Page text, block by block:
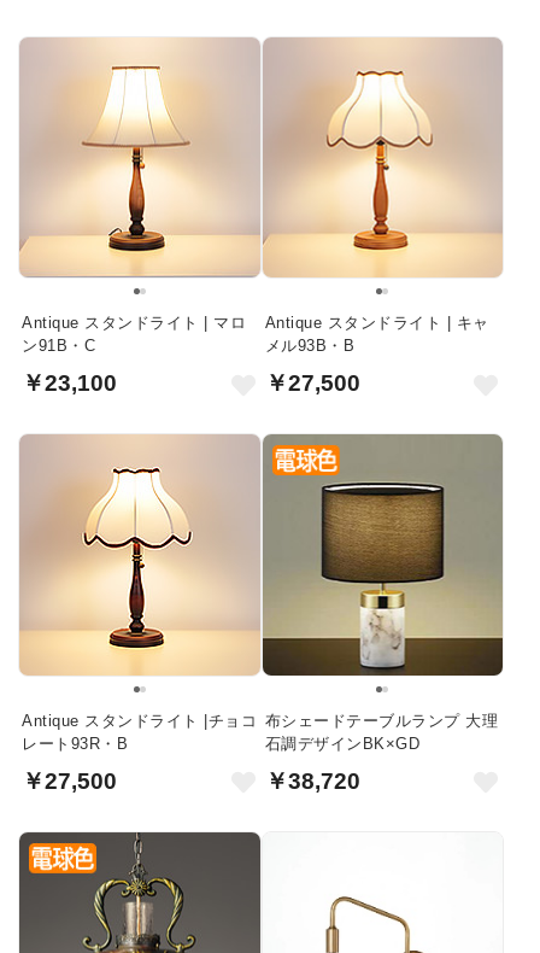
Antique スタンドライト | マロ
ン91B・C
￥23,100
Antique スタンドライト | キャ
メル93B・B
￥27,500
Antique スタンドライト |チョコ
レート93R・B
￥27,500
布シェードテーブルランプ 大理
石調デザインBK×GD
￥38,720